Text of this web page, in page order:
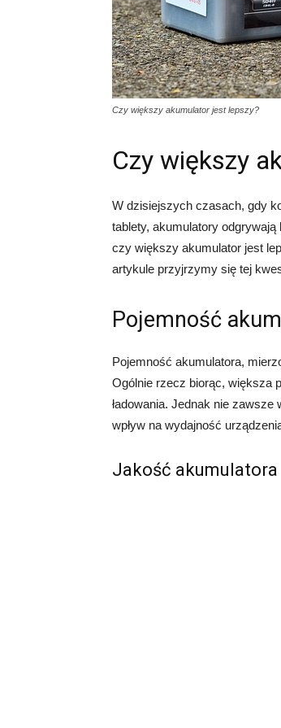
Czy większy akumulator jest lepszy?
Czy większy
W dzisiejszych czasach, gdy
tablety, akumulatory
czy większy akumulator jest
artykule przyjrzymy się tej
Pojemność
Pojemność akumulatora,
Ogólnie rzecz biorąc, większa
ładowania. Jednak nie
wpływ na wydajność
Jakość akumulatora